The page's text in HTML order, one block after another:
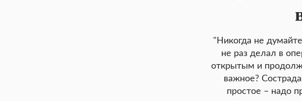
"Никогда не
не раз делал в
открытым и
важное?
простое – надо